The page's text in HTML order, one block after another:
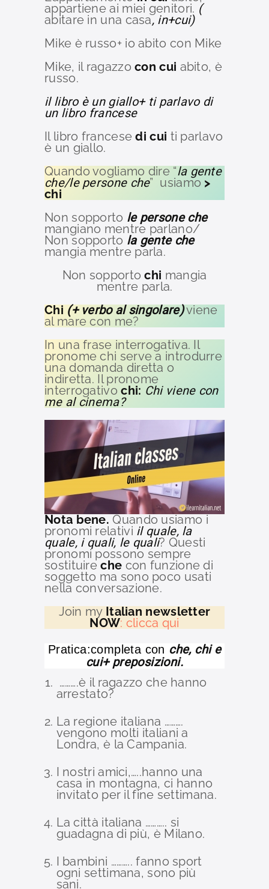
appartiene ai miei genitori. (
abitare in una casa, in+cui)
Mike è russo+ io abito con Mike
Mike, il ragazzo con cui abito, è
russo.
il libro è un giallo+ ti parlavo di
un libro francese
Il libro francese di cui ti parlavo
è un giallo.
Quando vogliamo dire “la gente
che/le persone che” usiamo >
chi
Non sopporto le persone che
mangiano mentre parlano/
Non sopporto la gente che
mangia mentre parla.
Non sopporto chi mangia
mentre parla.
Chi (+ verbo al singolare)viene
al mare con me?
In una frase interrogativa. Il
pronome chi serve a introdurre
una domanda diretta o
indiretta. Il pronome
interrogativo chi: Chi viene con
me al cinema?
Nota bene. Quando usiamo i
pronomi relativi il quale, la
quale, i quali, le quali? Questi
pronomi possono sempre
sostituireche con funzione di
soggetto ma sono poco usati
nella conversazione.
Join my Italian newsletter
NOW: clicca qui
Pratica:completa con che, chi e
cui+ preposizioni.
……….è il ragazzo che hanno
arrestato?
La regione italiana ……….
vengono molti italiani a
Londra, è la Campania.
I nostri amici,…..hanno una
casa in montagna, ci hanno
invitato per il fine settimana.
La città italiana ……….. si
guadagna di più, è Milano.
I bambini ……….. fanno sport
ogni settimana, sono più
sani.